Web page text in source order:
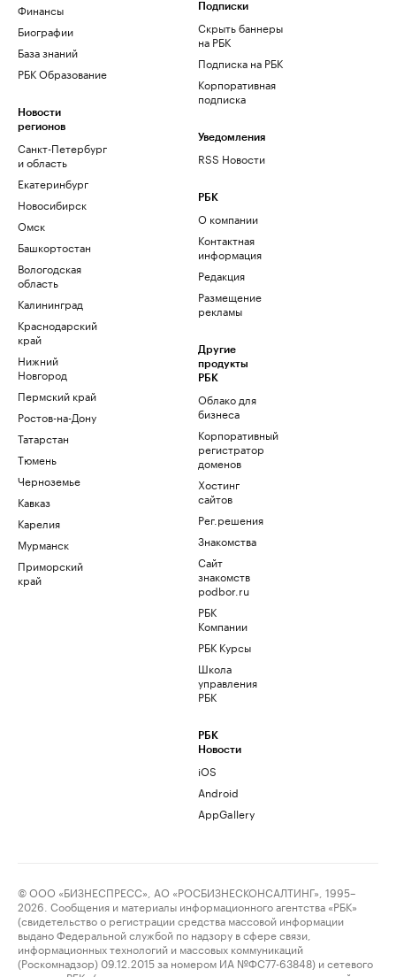
Финансы
Биографии
База знаний
РБК Образование
Новости
регионов
Санкт-Петербург
и область
Екатеринбург
Новосибирск
Омск
Башкортостан
Вологодская
область
Калининград
Краснодарский
край
Нижний
Новгород
Пермский край
Ростов-на-Дону
Татарстан
Тюмень
Черноземье
Кавказ
Карелия
Мурманск
Приморский
край
Подписки
Скрыть баннеры
на РБК
Подписка на РБК
Корпоративная
подписка
Уведомления
RSS Новости
РБК
О компании
Контактная
информация
Редакция
Размещение
рекламы
Другие
продукты
РБК
Облако для
бизнеса
Корпоративный
регистратор
доменов
Хостинг
сайтов
Рег.решения
Знакомства
Сайт
знакомств
podbor.ru
РБК
Компании
РБК Курсы
Школа
управления
РБК
РБК
Новости
iOS
Android
AppGallery
© ООО «БИЗНЕСПРЕСС», АО «РОСБИЗНЕСКОНСАЛТИНГ», 1995–
2026. Сообщения и материалы информационного агентства «РБК»
(свидетельство о регистрации средства массовой информации
выдано Федеральной службой по надзору в сфере связи,
информационных технологий и массовых коммуникаций
(Роскомнадзор) 09.12.2015 за номером ИА №ФС77-63848) и сетевого